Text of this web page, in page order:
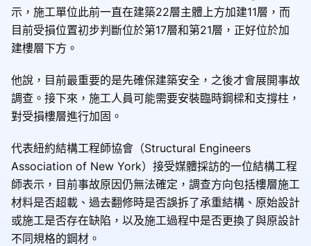
示，施工單位此前一直在建築22層主體上方加建11層，而
目前受損位置初步判斷位於第17層和第21層，正好位於加
建樓層下方。
他說，目前最重要的是先確保建築安全，之後才會展開事故
調查。接下來，施工人員可能需要安裝臨時鋼樑和支撐柱，
對受損樓層進行加固。
代表紐約結構工程師協會（Structural Engineers
Association of New York）接受媒體採訪的一位結構工程
師表示，目前事故原因仍無法確定，調查方向包括樓層施工
材料是否超載、過去翻修時是否誤拆了承重結構、原始設計
或施工是否存在缺陷，以及施工過程中是否更換了與原設計
不同規格的鋼材。